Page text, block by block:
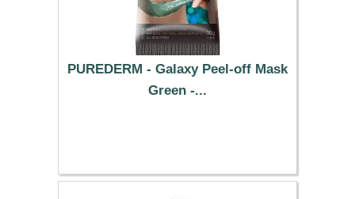
PUREDERM - Galaxy Peel-off Mask
Green -...